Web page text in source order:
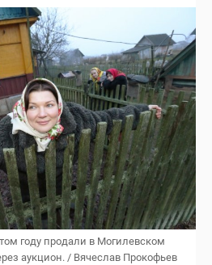
году продали в Могилевском
аукцион. / Вячеслав Прокофьев